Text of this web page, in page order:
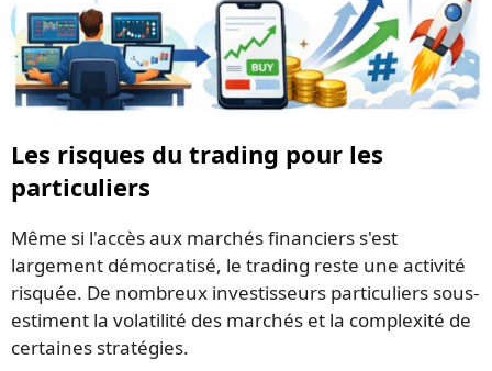
Les risques du trading pour les
particuliers
Même si l'accès aux marchés financiers s'est
largement démocratisé, le trading reste une activité
risquée. De nombreux investisseurs particuliers sous-
estiment la volatilité des marchés et la complexité de
certaines stratégies.